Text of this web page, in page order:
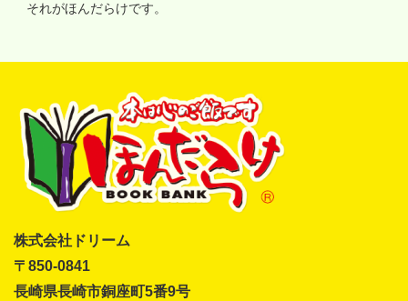
それがほんだらけです。
株式会社ドリーム
〒850-0841
長崎県長崎市銅座町5番9号